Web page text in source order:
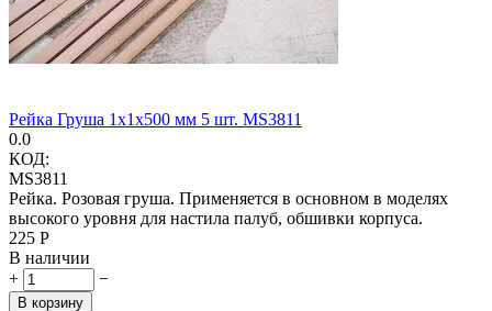
Рейка Груша 1х1х500 мм 5 шт. MS3811
0.0
КОД:
MS3811
Рейка. Розовая груша. Применяется в основном в моделях
высокого уровня для настила палуб, обшивки корпуса.
‍225‍ Р
В наличии
+
−
В корзину